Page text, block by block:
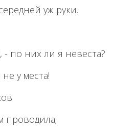
уж руки.
- по них ли я невеста?
у места!
проводила;